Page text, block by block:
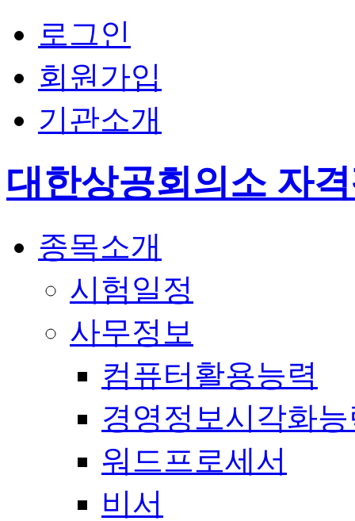
로그인
회원가입
기관소개
대한상공회의소 자
종목소개
시험일정
사무정보
컴퓨터활용능력
경영정보시각화
워드프로세서
비서